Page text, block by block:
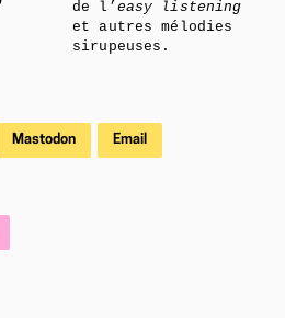
de l’ easy listening
et autres mélodies
sirupeuses.
Mastodon Email